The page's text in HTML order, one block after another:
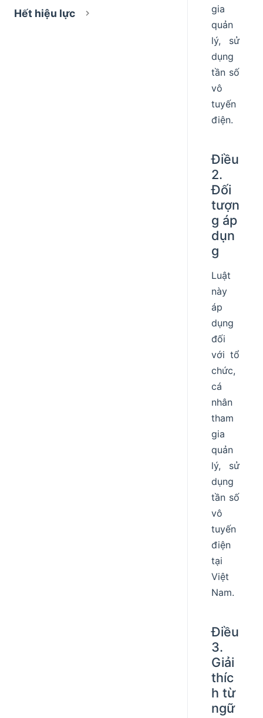
Hết hiệu lực
gia
quản
lý, sử
dụng
tần số
vô
tuyến
điện.
Điều
2.
Đối
tượn
g áp
dụn
g
Luật
này
áp
dụng
đối
với tổ
chức,
cá
nhân
tham
gia
quản
lý, sử
dụng
tần số
vô
tuyến
điện
tại
Việt
Nam.
Điều
3.
Giải
thíc
h từ
ngữ